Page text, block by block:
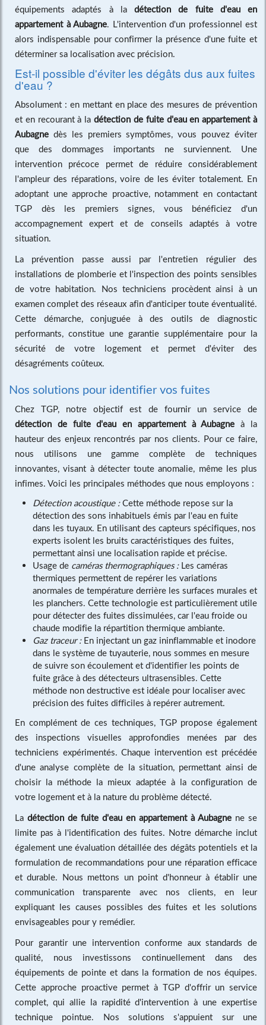
équipements adaptés à la détection de fuite d'eau en
appartement à Aubagne. L'intervention d'un professionnel est
alors indispensable pour confirmer la présence d'une fuite et
déterminer sa localisation avec précision.
Est-il possible d'éviter les dégâts dus aux fuites
d'eau ?
Absolument : en mettant en place des mesures de prévention
et en recourant à ladétection de fuite d'eau en appartement à
Aubagne dès les premiers symptômes, vous pouvez éviter
que des dommages importants ne surviennent. Une
intervention précoce permet de réduire considérablement
l'ampleur des réparations, voire de les éviter totalement. En
adoptant une approche proactive, notamment en contactant
TGP dès les premiers signes, vous bénéficiez d'un
accompagnement expert et de conseils adaptés à votre
situation.
La prévention passe aussi par l'entretien régulier des
installations de plomberie et l'inspection des points sensibles
de votre habitation. Nos techniciens procèdent ainsi à un
examen complet des réseaux afin d'anticiper toute éventualité.
Cette démarche, conjuguée à des outils de diagnostic
performants, constitue une garantie supplémentaire pour la
sécurité de votre logement et permet d'éviter des
désagréments coûteux.
Nos solutions pour identifier vos fuites
Chez TGP, notre objectif est de fournir un service de
détection de fuite d'eau en appartement à Aubagne à la
hauteur des enjeux rencontrés par nos clients. Pour ce faire,
nous utilisons une gamme complète de techniques
innovantes, visant à détecter toute anomalie, même les plus
infimes. Voici les principales méthodes que nous employons :
Détection acoustique :Cette méthode repose sur la
détection des sons inhabituels émis par l'eau en fuite
dans les tuyaux. En utilisant des capteurs spécifiques, nos
experts isolent les bruits caractéristiques des fuites,
permettant ainsi une localisation rapide et précise.
Usage de caméras thermographiques :Les caméras
thermiques permettent de repérer les variations
anormales de température derrière les surfaces murales et
les planchers. Cette technologie est particulièrement utile
pour détecter des fuites dissimulées, car l'eau froide ou
chaude modifie la répartition thermique ambiante.
Gaz traceur :En injectant un gaz ininflammable et inodore
dans le système de tuyauterie, nous sommes en mesure
de suivre son écoulement et d'identifier les points de
fuite grâce à des détecteurs ultrasensibles. Cette
méthode non destructive est idéale pour localiser avec
précision des fuites difficiles à repérer autrement.
En complément de ces techniques, TGP propose également
des inspections visuelles approfondies menées par des
techniciens expérimentés. Chaque intervention est précédée
d'une analyse complète de la situation, permettant ainsi de
choisir la méthode la mieux adaptée à la configuration de
votre logement et à la nature du problème détecté.
La détection de fuite d'eau en appartement à Aubagne ne se
limite pas à l'identification des fuites. Notre démarche inclut
également une évaluation détaillée des dégâts potentiels et la
formulation de recommandations pour une réparation efficace
et durable. Nous mettons un point d'honneur à établir une
communication transparente avec nos clients, en leur
expliquant les causes possibles des fuites et les solutions
envisageables pour y remédier.
Pour garantir une intervention conforme aux standards de
qualité, nous investissons continuellement dans des
équipements de pointe et dans la formation de nos équipes.
Cette approche proactive permet à TGP d'offrir un service
complet, qui allie la rapidité d'intervention à une expertise
technique pointue. Nos solutions s'appuient sur une